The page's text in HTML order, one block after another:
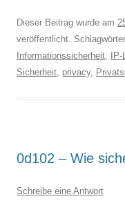
Dieser Beitrag wurde am
veröffentlicht.
Informationssicherheit,
Sicherheit, privacy,
0d102 – Wie
Schreibe eine Antwort